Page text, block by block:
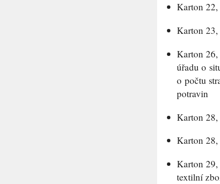
Karton
Karton
Karton
úřadu o
o počtu
potravin
Karton 28,
Karton
Karton
textilní